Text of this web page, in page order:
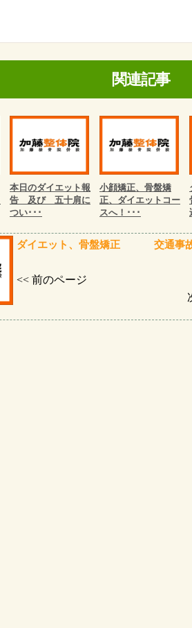
関連記事
本日のダイエット報
告 及び 五十肩に
つい･･･
小顔矯正、骨盤矯
正、ダイエットコー
スへ！･･･
ダイエット、骨盤矯正
<< 前のページ
交通事